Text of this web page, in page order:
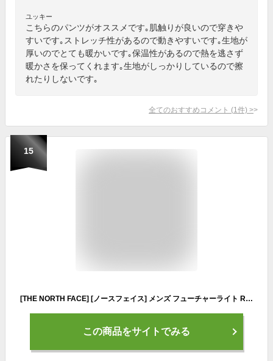
ユッキー
こちらのパンツがオススメです｡肌触りが良いので穿きや
すいです｡ストレッチ性があるので動きやすいです｡生地が
厚いのでとても暖かいです｡保温性があるので熱を逃さず
暖かさを保ってくれます｡生地がしっかりしているので擦
れたりしないです｡
全てのおすすめコメント (1 件) >
15
[THE NORTH FACE] [ノースフェイス] メンズ フューチャーライト RTG ビブ FL RTG Bib GW ガーデニアホワイト XXL
この商品をサイトでみる